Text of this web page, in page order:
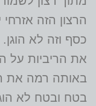
הרצון הזה
כסף וזה לא
את הריביות על
באותה רמה את
בטח ובטח לא